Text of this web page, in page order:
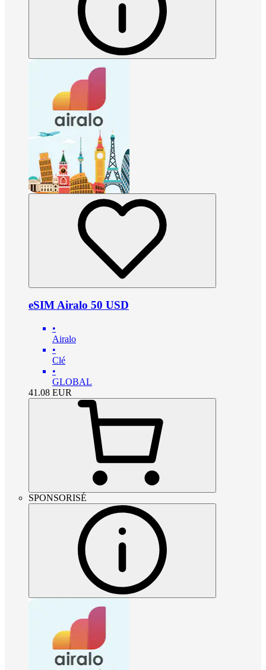
eSIM Airalo 50 USD
•
Airalo
•
Clé
•
GLOBAL
41.08 EUR
SPONSORISÉ